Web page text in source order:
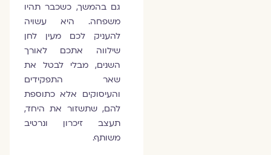
גם בהמשך, כשכבר תהיו
משפחה. היא עשויה
להעניק לכם מעין לחן
שילווה אתכם לאורך
השנים, מבלי לבטל את
שאר התפקידים
והעיסוקים אלא כתוספת
להם, שתשזור את היחד,
תעצב זיכרון ונרטיב
משותף.